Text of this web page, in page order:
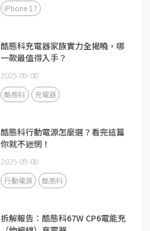
iPhone 17
酷態科充電器家族實力全揭曉，哪
一款最值得入手？
2025-09-08
酷態科 充電器
酷態科行動電源怎麼選？看完這篇
你就不迷惘！
2025-09-08
行動電源 酷態科
拆解報告：酷態科67W CP6電能充